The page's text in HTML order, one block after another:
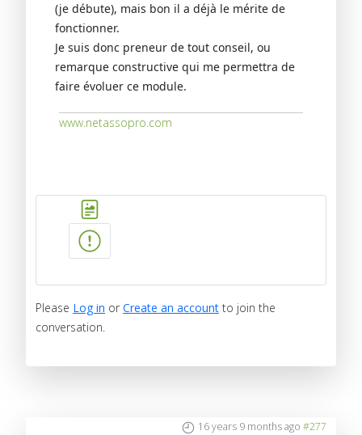
(je débute), mais bon il a déjà le mérite de
fonctionner.
Je suis donc preneur de tout conseil, ou
remarque constructive qui me permettra de
faire évoluer ce module.
www.netassopro.com
Please Log in or Create an account to join the
conversation.
16 years 9 months ago #277